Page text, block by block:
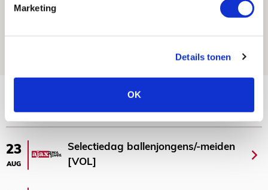
Marketing
Details tonen
OK
Volop enthousiasme in fotoverslag van
AGENDA
23
AUG
Selectiedag ballenjongens/-meiden
[VOL]